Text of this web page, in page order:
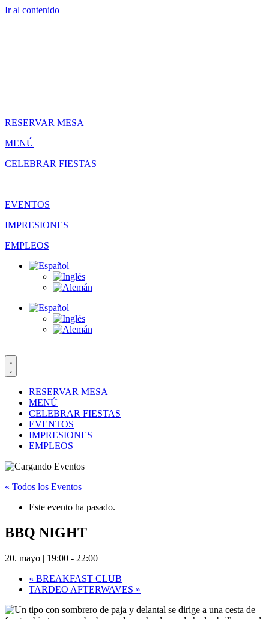
Ir al contenido
RESERVAR MESA
MENÚ
CELEBRAR FIESTAS
EVENTOS
IMPRESIONES
EMPLEOS
RESERVAR MESA
MENÚ
CELEBRAR FIESTAS
EVENTOS
IMPRESIONES
EMPLEOS
« Todos los Eventos
Este evento ha pasado.
BBQ NIGHT
20. mayo | 19:00 - 22:00
« BREAKFAST CLUB
TARDEO AFTERWAVES »